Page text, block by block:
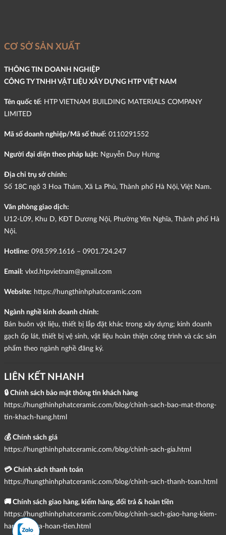
CƠ SỞ SẢN XUẤT
THÔNG TIN DOANH NGHIỆP
CÔNG TY TNHH VẬT LIỆU XÂY DỰNG HTP VIỆT NAM
Tên quốc tế: HTP VIETNAM BUILDING MATERIALS COMPANY
LIMITED
Mã số doanh nghiệp/Mã số thuế: 0110291552
Người đại diện theo pháp luật: Nguyễn Duy Hưng
Địa chỉ trụ sở chính:
Số 18C ngõ 3 Hoa Thám, Xã La Phù, Thành phố Hà Nội, Việt Nam.
Văn phòng giao dịch:
U12-L09, Khu D, KĐT Dương Nội, Phường Yên Nghĩa, Thành phố Hà
Nội.
Hotline: 098.599.1616 – 0901.724.247
Email: vlxd.htpvietnam@gmail.com
Website: https://hungthinhphatceramic.com
Ngành nghề kinh doanh chính:
Bán buôn vật liệu, thiết bị lắp đặt khác trong xây dựng; kinh doanh
gạch ốp lát, thiết bị vệ sinh, vật liệu hoàn thiện công trình và các sản
phẩm theo ngành nghề đăng ký.
LIÊN KẾT NHANH
🔒 Chính sách bảo mật thông tin khách hàng
https://hungthinhphatceramic.com/blog/chinh-sach-bao-mat-thong-
tin-khach-hang.html
💰 Chính sách giá
https://hungthinhphatceramic.com/blog/chinh-sach-gia.html
💳 Chính sách thanh toán
https://hungthinhphatceramic.com/blog/chinh-sach-thanh-toan.html
🚚 Chính sách giao hàng, kiểm hàng, đổi trả & hoàn tiền
https://hungthinhphatceramic.com/blog/chinh-sach-giao-hang-kiem-
hang-doi-tra-hoan-tien.html